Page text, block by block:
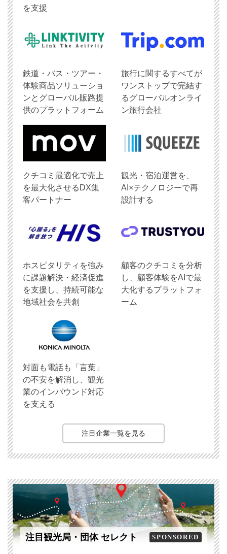
を支援
鉄道・バス・ツアー・
体験商品ソリューショ
ンとグローバル販路提
供のプラットフォーム
旅行に関するすべてが
ワンストップで完結す
るグローバルオンライ
ン旅行会社
クチコミ最適化で売上
を最大化させるDX集
客パートナー
観光・宿泊運営を、
AI×テクノロジーで再
設計する
ホスピタリティを強み
に課題解決・経済促進
を支援し、持続可能な
地域社会を共創
顧客のクチコミを分析
し、顧客体験をAIで最
大化するプラットフォ
ーム
対面も電話も「言葉」
の不安を解消し、観光
業のインバウンド対応
を支える
注目企業一覧を見る
注目観光局・団体 セレクト SPONSORED